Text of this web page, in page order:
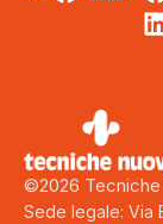
©2026 Tecniche
Sede legale: Via